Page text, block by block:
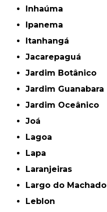
Inhaúma
Ipanema
Itanhangá
Jacarepaguá
Jardim Botânico
Jardim Guanabara
Jardim Oceânico
Joá
Lagoa
Lapa
Laranjeiras
Largo do Machado
Leblon